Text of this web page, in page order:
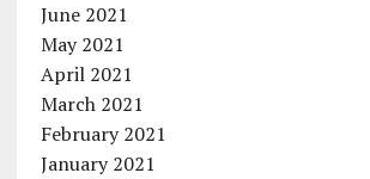
June 2021
May 2021
April 2021
March 2021
February 2021
January 2021